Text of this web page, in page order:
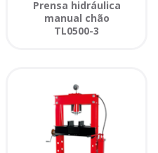
Prensa hidráulica
manual chão
TL0500-3